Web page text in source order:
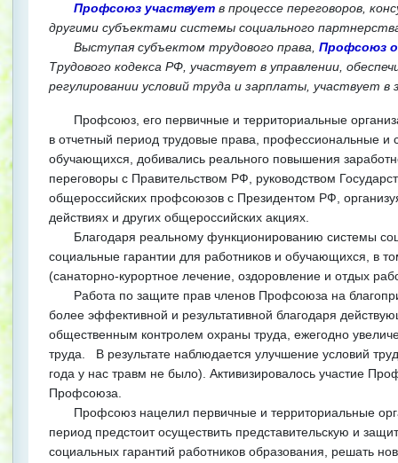
Профсоюз участвует в процессе переговоров,
другими субъектами системы социального
Выступая субъектом трудового права, Профсоюз
Трудового кодекса РФ, участвует в управлении,
регулировании условий труда и зарплаты, участвует в
Профсоюз, его первичные и территориальные
в отчетный период трудовые права, профессиональные и
обучающихся, добивались реального повышения
переговоры с Правительством РФ, руководством
общероссийских профсоюзов с Президентом РФ,
действиях и других общероссийских акциях.
Благодаря реальному функционированию системы
социальные гарантии для работников и обучающихся, в
(санаторно-курортное лечение, оздоровление и отдых
Работа по защите прав членов Профсоюза на
более эффективной и результативной благодаря
общественным контролем охраны труда, ежегодно
труда. В результате наблюдается улучшение условий
года у нас травм не было). Активизировалось участие
Профсоюза.
Профсоюз нацелил первичные и территориальные
период предстоит осуществить представительскую и
социальных гарантий работников образования, решать